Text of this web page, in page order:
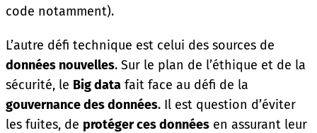
code notamment).
L’autre défi technique est celui des sources de
données nouvelles. Sur le plan de l’éthique et de la
sécurité, le Big data fait face au défi de la
gouvernance des données. Il est question d’éviter
les fuites, de protéger ces données en assurant leur